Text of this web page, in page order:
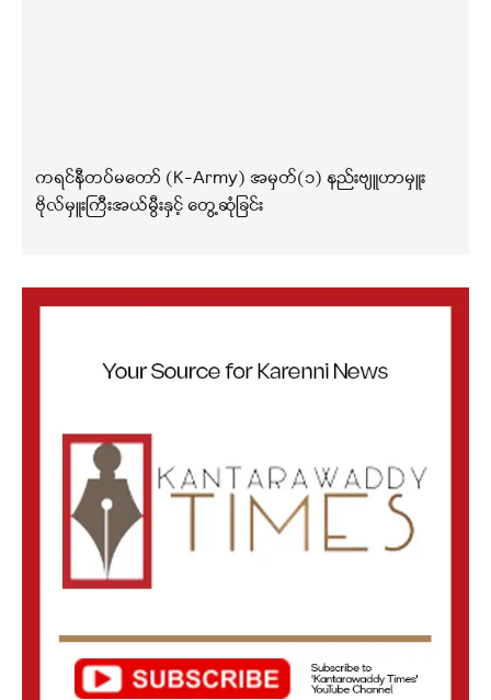
ကရင်နီတပ်မတော် (K-Army) အမှတ်(၁) နည်းဗျူဟာမှူး
ဗိုလ်မှူးကြီးအယ်မွီးနှင့် တွေ့ဆုံခြင်း